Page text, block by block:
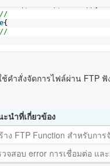
$Dirold,$Dirnew)){
//
{
//
คำสั่งจัดการไฟล์ผ่าน FTP
นำที่เกี่ยวข้อง
ง FTP Function สำหรับกา
จสอบ error การเชื่อมต่อ แล